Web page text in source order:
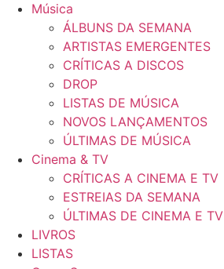
Música
ÁLBUNS DA SEMANA
ARTISTAS EMERGENTES
CRÍTICAS A DISCOS
DROP
LISTAS DE MÚSICA
NOVOS LANÇAMENTOS
ÚLTIMAS DE MÚSICA
Cinema & TV
CRÍTICAS A CINEMA E TV
ESTREIAS DA SEMANA
ÚLTIMAS DE CINEMA E TV
LIVROS
LISTAS